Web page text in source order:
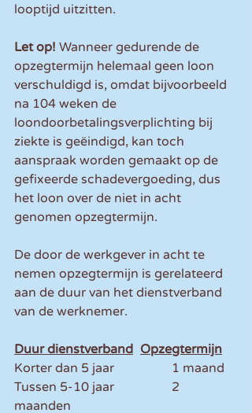
looptijd uitzitten.
Let op! Wanneer gedurende de
opzegtermijn helemaal geen loon
verschuldigd is, omdat bijvoorbeeld
na 104 weken de
loondoorbetalingsverplichting bij
ziekte is geëindigd, kan toch
aanspraak worden gemaakt op de
gefixeerde schadevergoeding, dus
het loon over de niet in acht
genomen opzegtermijn.
De door de werkgever in acht te
nemen opzegtermijn is gerelateerd
aan de duur van het dienstverband
van de werknemer.
Duur dienstverband	Opzegtermijn
Korter dan 5 jaar 		1 maand
Tussen 5-10 jaar 		2
maanden